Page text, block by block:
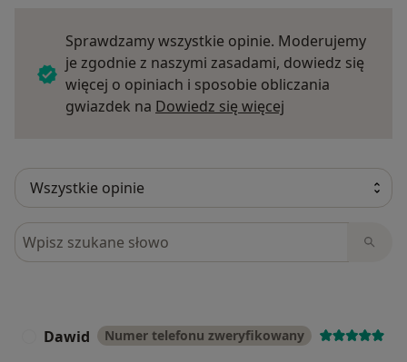
Sprawdzamy wszystkie opinie. Moderujemy
je zgodnie z naszymi zasadami, dowiedz się
więcej o opiniach i sposobie obliczania
gwiazdek na Dowiedz się więcej
Szukaj w opiniach
Dawid Numer telefonu zweryfikowany